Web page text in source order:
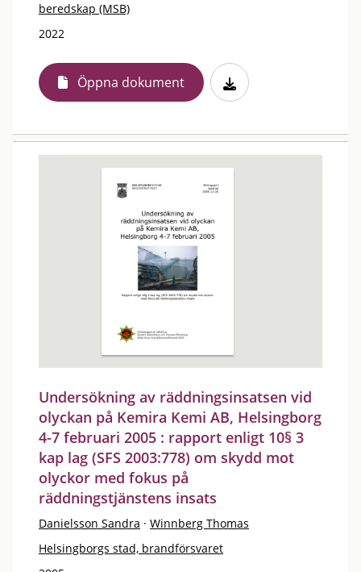
beredskap (MSB)
2022
Öppna dokument
Undersökning av räddningsinsatsen vid
olyckan på Kemira Kemi AB, Helsingborg
4-7 februari 2005 : rapport enligt 10§ 3
kap lag (SFS 2003:778) om skydd mot
olyckor med fokus på
räddningstjänstens insats
Danielsson Sandra · Winnberg Thomas
Helsingborgs stad, brandförsvaret